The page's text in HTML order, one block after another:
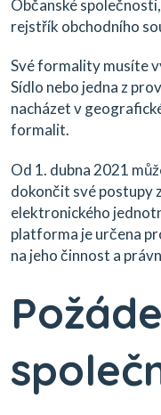
Občanské
rejstřík obchodního
Své formality musíte
Sídlo nebo jedna z
nacházet v
formalit.
Od 1. dubna 2021
dokončit své postupy
elektronického
platforma je určena
na jeho činnost a